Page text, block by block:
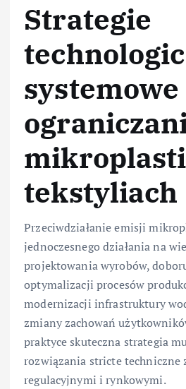
Strategie
systemowe
tekstyliach
Przeciwdziałanie emisji
jednoczesnego działania na
projektowania wyrobów,
optymalizacji procesów
modernizacji infrastruktury
zmiany zachowań
praktyce skuteczna strategia
rozwiązania stricte
regulacyjnymi i rynkowymi.